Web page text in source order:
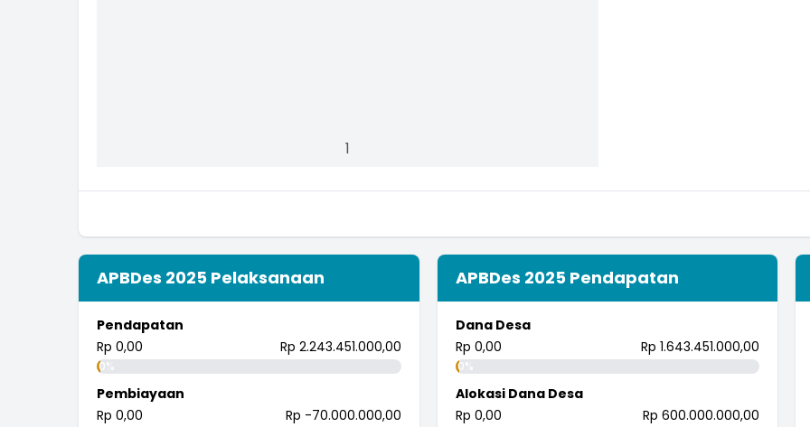
1
APBDes 2025 Pelaksanaan
Pendapatan
Rp 0,00
Rp 2.243.451.000,00
0%
Pembiayaan
Rp 0,00
Rp -70.000.000,00
APBDes 2025 Pendapatan
Dana Desa
Rp 0,00
Rp 1.643.451.000,00
0%
Alokasi Dana Desa
Rp 0,00
Rp 600.000.000,00